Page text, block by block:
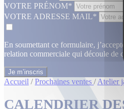
VOTRE PRÉNOM*
VOTRE ADRESSE MAIL*
En soumettant ce formulaire,
relation commerciale qui découle de
Accueil / Prochaines ventes / Atelier
CALENDRIER